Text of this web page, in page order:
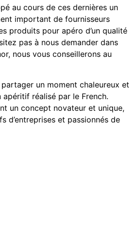
au cours de ces dernières un
important de fournisseurs
produits pour apéro d’un qualité
pas à nous demander dans
nous vous conseillerons au
un moment chaleureux et
apéritif réalisé par le French.
un concept novateur et unique,
d’entreprises et passionnés de